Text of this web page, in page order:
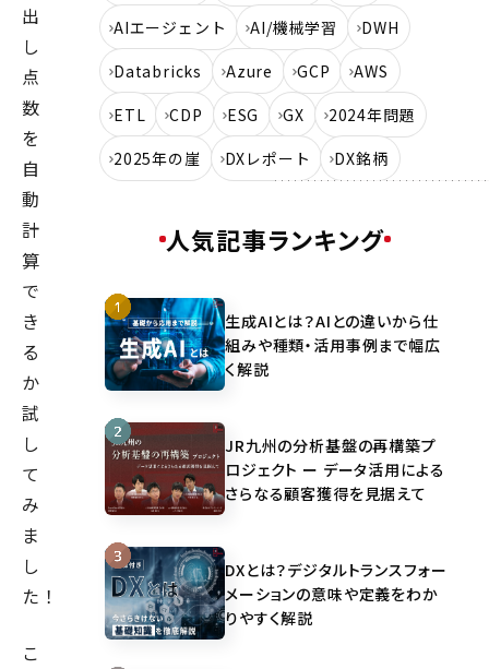
出
し
点
数
を
自
動
計
算
で
き
る
か
試
し
て
み
ま
し
た！
こ
AIエージェント
AI/機械学習
DWH
Databricks
Azure GCP
AWS
ETL
CDP ESG GX
2024年問題
2025年の崖
DXレポート DX銘柄
人気記事ランキング
生成AIとは？AIとの違いから仕
組みや種類・活用事例まで幅広
く解説
JR九州の分析基盤の再構築プ
ロジェクト ー データ活用による
さらなる顧客獲得を見据えて
DXとは？デジタルトランスフォー
メーションの意味や定義をわか
りやすく解説